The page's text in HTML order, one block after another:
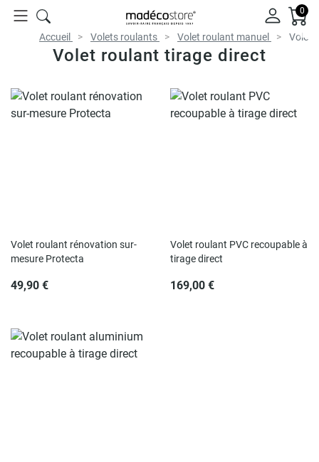
0
Accueil Volets roulants Volet roulant manuel Volet
Volet roulant tirage direct
Volet roulant rénovation sur-
mesure Protecta
49,90 €
Volet roulant PVC recoupable à
tirage direct
169,00 €